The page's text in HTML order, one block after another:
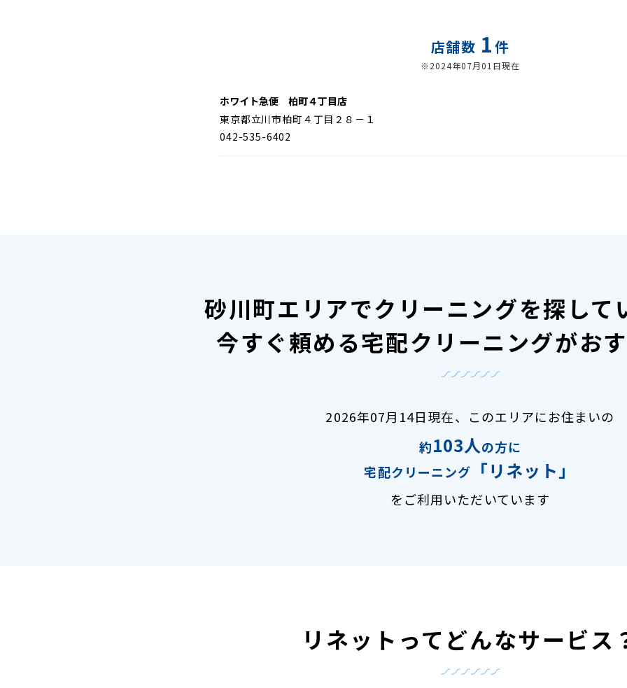
店舗数 1件
※2024年07月01日現在
ホワイト急便 柏町４丁目店
東京都立川市柏町４丁目２８－１
042-535-6402
砂川町エリアでクリーニングを探して
今すぐ頼める宅配クリーニングがお
2026年07月14日現在、
このエリアにお住まいの
約103人の方に
宅配クリーニング
「リネット」
をご利用いただいています
リネットってどんなサービス